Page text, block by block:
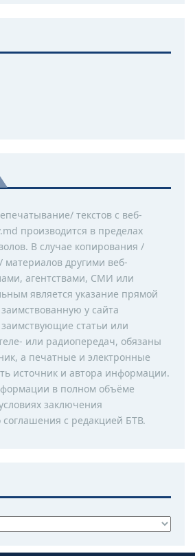
текстов с веб-
производится в пределах
В случае копирования /
другими веб-
агентствами, СМИ или
является указание прямой
у сайта
статьи или
или радиопередач, обязаны
а печатные и электронные
источник и автора информации.
в полном объёме
заключения
соглашения с редакцией БТВ.